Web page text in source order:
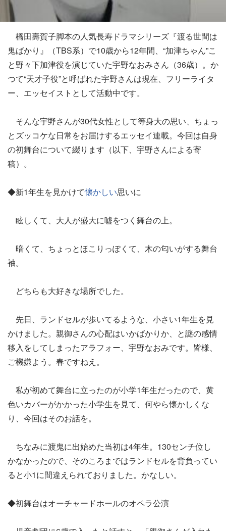
橋田壽賀子脚本の人気長寿ドラマシリーズ『渡る世間は
鬼ばかり』（TBS系）で10歳から12年間、“加津ちゃん”こ
と野々下加津役を演じていた宇野なおみさん（36歳）。か
つて“天才子役”と呼ばれた宇野さんは現在、フリーライタ
ー、エッセイストとして活動中です。
そんな宇野さんが30代女性として等身大の思い、ちょっ
とズッコケな日常をお届けするエッセイ連載。今回は自身
の初舞台について綴ります（以下、宇野さんによる寄
稿）。
◆新1年生を見かけて懐かしい思いに
眩しくて、大人が盛大に嘘をつく舞台の上。
暗くて、ちょっとほこりっぽくて、木の匂いがする舞台
袖。
どちらも大好きな場所でした。
先日、ランドセルが歩いてるような、小さい1年生を見
かけました。親御さんの心配はいかばかりか、と謎の感情
移入をしてしまったアラフォー、宇野なおみです。皆様、
ご機嫌よう。春ですねえ。
私が初めて舞台に立ったのが小学1年生だったので、黄
色いカバーがかかった小学生を見て、何やら懐かしくな
り、今回はそのお話を。
ちなみに渡鬼に出始めた当初は4年生。130センチ位し
かなかったので、そのころまではランドセルを背負ってい
ると小1に間違えられておりました。かなしい。
◆初舞台はオーチャードホールのオペラ公演